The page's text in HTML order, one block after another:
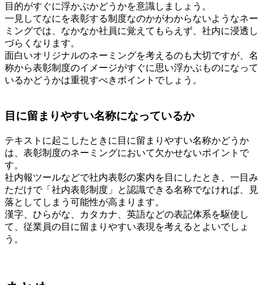
目的がすぐに浮かぶかどうかを意識しましょう。
一見してなにを表彰する制度なのかがわからないようなネー
ミングでは、なかなか社員に覚えてもらえず、社内に浸透し
づらくなります。
面白いオリジナルのネーミングを考えるのも大切ですが、名
称から表彰制度のイメージがすぐに思い浮かぶものになって
いるかどうかは重視すべきポイントでしょう。
目に留まりやすい名称になっているか
テキストに起こしたときに目に留まりやすい名称かどうか
は、表彰制度のネーミングにおいて欠かせないポイントで
す。
社内報ツールなどで社内表彰の案内を目にしたとき、一目み
ただけで「社内表彰制度」と認識できる名称でなければ、見
落としてしまう可能性が高まります。
漢字、ひらがな、カタカナ、英語などの表記体系を駆使し
て、従業員の目に留まりやすい表現を考えるとよいでしょ
う。